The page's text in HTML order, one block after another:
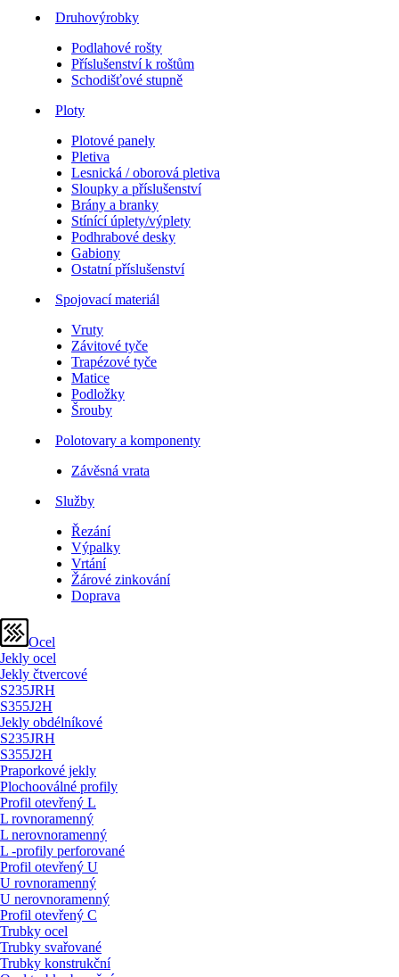
Druhovýrobky
Podlahové rošty
Příslušenství k roštům
Schodišťové stupně
Ploty
Plotové panely
Pletiva
Lesnická / oborová pletiva
Sloupky a příslušenství
Brány a branky
Stínící úplety/výplety
Podhrabové desky
Gabiony
Ostatní příslušenství
Spojovací materiál
Vruty
Závitové tyče
Trapézové tyče
Matice
Podložky
Šrouby
Polotovary a komponenty
Závěsná vrata
Služby
Řezání
Výpalky
Vrtání
Žárové zinkování
Doprava
Ocel
Jekly ocel
Jekly čtvercové
S235JRH
S355J2H
Jekly obdélníkové
S235JRH
S355J2H
Praporkové jekly
Plochooválné profily
Profil otevřený L
L rovnoramenný
L nerovnoramenný
L -profily perforované
Profil otevřený U
U rovnoramenný
U nerovnoramenný
Profil otevřený C
Trubky ocel
Trubky svařované
Trubky konstrukční